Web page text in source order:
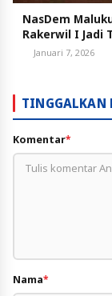
NasDem
Rakerwil I Jadi
Januari 7, 2026
TINGGALKAN
Komentar*
Nama*